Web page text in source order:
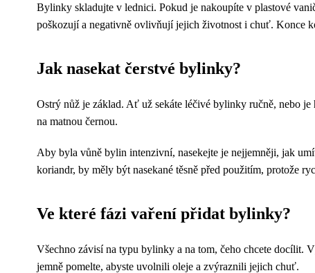
Bylinky skladujte v lednici. Pokud je nakoupíte v plastové
poškozují a negativně ovlivňují jejich životnost i chuť. Konce
Jak nasekat čerstvé bylinky?
Ostrý nůž je základ. Ať už sekáte léčivé bylinky ručně, nebo
na matnou černou.
Aby byla vůně bylin intenzivní, nasekejte je nejjemněji, jak
koriandr, by měly být nasekané těsně před použitím, protože
Ve které fázi vaření přidat bylinky?
Všechno závisí na typu bylinky a na tom, čeho chcete docílit.
jemně pomelte, abyste uvolnili oleje a zvýraznili jejich chuť.